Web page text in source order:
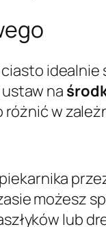
idealnie
na
różnić w
możesz
lub